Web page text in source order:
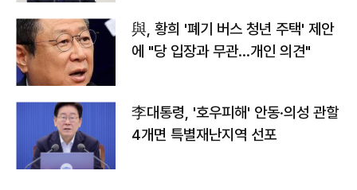
與, 황희 '폐기 버스 청년 주택' 제안
에 "당 입장과 무관…개인 의견"
李대통령, '호우피해' 안동·의성 관할
4개면 특별재난지역 선포